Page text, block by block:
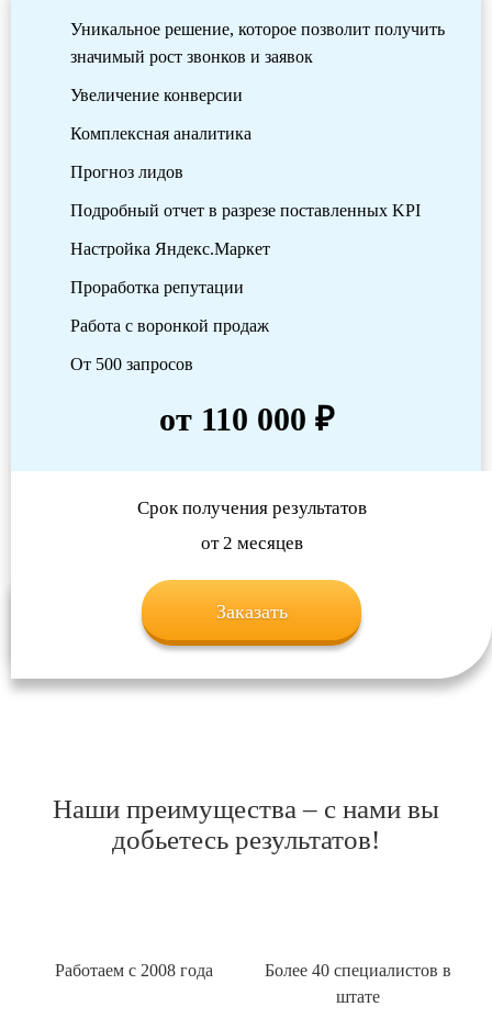
Уникальное решение, которое позволит получить
значимый рост звонков и заявок
Увеличение конверсии
Комплексная аналитика
Прогноз лидов
Подробный отчет в разрезе поставленных KPI
Настройка Яндекс.Маркет
Проработка репутации
Работа с воронкой продаж
От 500 запросов
от 110 000 ₽
Срок получения результатов
от 2 месяцев
Заказать
Наши преимущества – с нами вы
добьетесь результатов!
Работаем с 2008 года
Более 40 специалистов в
штате